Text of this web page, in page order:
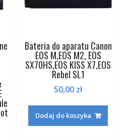
Bateria do aparatu Canon
EOS M,EOS M2, EOS
SX70HS,EOS KISS X7,EOS
Rebel SL1
50,00 zł
Dodaj do koszyka